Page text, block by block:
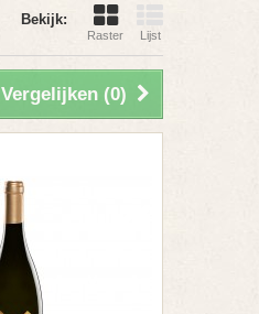
Bekijk:
Raster Lijst
Vergelijken (0)